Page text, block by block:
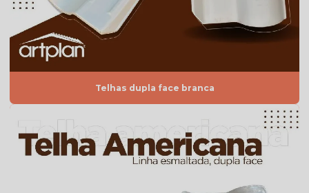
Telha americana resinada valor
Telha americana resinada vermelha
Telha americana valor
Telha de barro preço
Telha de barro preço m2
Telhas dupla face branca